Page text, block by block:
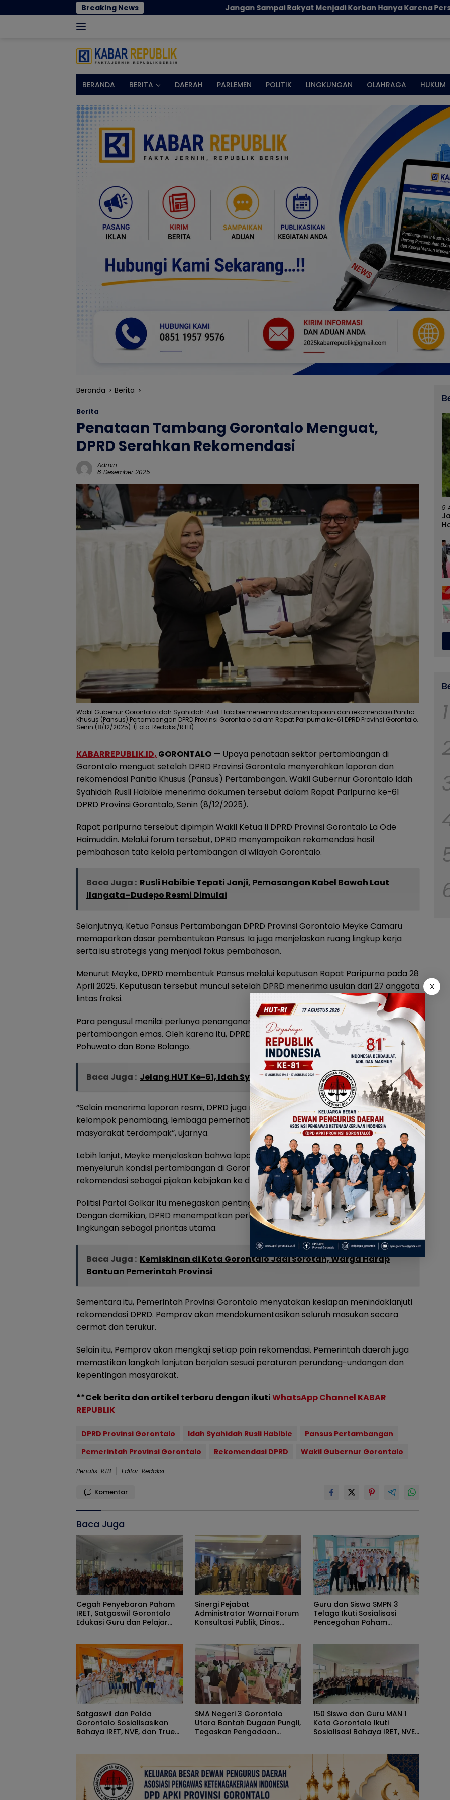
ke
Breaking NewsJangan Sampai Rakyat Menjadi Korban Hanya Karena Persoalan Administratif
BERANDA BERITA DAERAH PARLEMEN POLITIK LINGKUNGAN OLAHRAGA HUKUM
Beranda Berita
Berita
Penataan Tambang Gorontalo Menguat,
DPRD Serahkan Rekomendasi
Admin
8 Desember 2025
Wakil Gubernur Gorontalo Idah Syahidah Rusli Habibie menerima dokumen laporan dan rekomendasi Panitia
Khusus (Pansus) Pertambangan DPRD Provinsi Gorontalo dalam Rapat Paripurna ke-61 DPRD Provinsi Gorontalo,
Senin (8/12/2025). (Foto: Redaksi/RTB)
KABARREPUBLIK.ID, GORONTALO — Upaya penataan sektor pertambangan di
Gorontalo menguat setelah DPRD Provinsi Gorontalo menyerahkan laporan dan
rekomendasi Panitia Khusus (Pansus) Pertambangan. Wakil Gubernur Gorontalo Idah
Syahidah Rusli Habibie menerima dokumen tersebut dalam Rapat Paripurna ke-61
DPRD Provinsi Gorontalo, Senin (8/12/2025).
Rapat paripurna tersebut dipimpin Wakil Ketua II DPRD Provinsi Gorontalo La Ode
Haimuddin. Melalui forum tersebut, DPRD menyampaikan rekomendasi hasil
pembahasan tata kelola pertambangan di wilayah Gorontalo.
Baca Juga : Rusli Habibie Tepati Janji, Pemasangan Kabel Bawah Laut
Ilangata–Dudepo Resmi Dimulai
Selanjutnya, Ketua Pansus Pertambangan DPRD Provinsi Gorontalo Meyke Camaru
memaparkan dasar pembentukan Pansus. Ia juga menjelaskan ruang lingkup kerja
serta isu strategis yang menjadi fokus pembahasan.
Menurut Meyke, DPRD membentuk Pansus melalui keputusan Rapat Paripurna pada 28
April 2025. Keputusan tersebut muncul setelah DPRD menerima usulan dari 27 anggota
lintas fraksi.
Para pengusul menilai perlunya penanganan komprehensif terhadap persoalan
pertambangan emas. Oleh karena itu, DPRD memusatkan perhatian pada Kabupaten
Pohuwato dan Bone Bolango.
Baca Juga : Jelang HUT Ke-61, Idah Syahidah: Golkar Untuk Rakyat
“Selain menerima laporan resmi, DPRD juga menampung berbagai aspirasi dari
kelompok penambang, lembaga pemerhati lingkungan, organisasi mahasiswa, hingga
masyarakat terdampak”, ujarnya.
Lebih lanjut, Meyke menjelaskan bahwa laporan Pansus menyajikan gambaran
menyeluruh kondisi pertambangan di Gorontalo. DPRD kemudian menyusun
rekomendasi sebagai pijakan kebijakan ke depan.
Politisi Partai Golkar itu menegaskan pentingnya penyelesaian secara komprehensif.
Dengan demikian, DPRD menempatkan perlindungan masyarakat dan kelestarian
lingkungan sebagai prioritas utama.
Baca Juga : Kemiskinan di Kota Gorontalo Jadi Sorotan, Warga Harap
Bantuan Pemerintah Provinsi
Sementara itu, Pemerintah Provinsi Gorontalo menyatakan kesiapan menindaklanjuti
rekomendasi DPRD. Pemprov akan mendokumentasikan seluruh masukan secara
cermat dan terukur.
Selain itu, Pemprov akan mengkaji setiap poin rekomendasi. Pemerintah daerah juga
memastikan langkah lanjutan berjalan sesuai peraturan perundang-undangan dan
kepentingan masyarakat.
**Cek berita dan artikel terbaru dengan ikutiWhatsApp Channel KABAR
REPUBLIK
DPRD Provinsi Gorontalo Idah Syahidah Rusli Habibie
Pansus Pertambangan
Pemerintah Provinsi Gorontalo
Rekomendasi DPRD Wakil Gubernur Gorontalo
Penulis: RTB Editor: Redaksi
Komentar
Baca Juga
Cegah Penyebaran Paham
IRET, Satgaswil Gorontalo
Edukasi Guru dan Pelajar
Sinergi Pejabat
Administrator Warnai Forum
Konsultasi Publik, Dinas
Guru dan Siswa SMPN 3
Telaga Ikuti Sosialisasi
Pencegahan Paham
Satgaswil dan Polda
Gorontalo Sosialisasikan
Bahaya IRET, NVE, dan True
SMA Negeri 3 Gorontalo
Utara Bantah Dugaan Pungli,
Tegaskan Pengadaan
150 Siswa dan Guru MAN 1
Kota Gorontalo Ikuti
Sosialisasi Bahaya IRET, NVE,
9
1
X